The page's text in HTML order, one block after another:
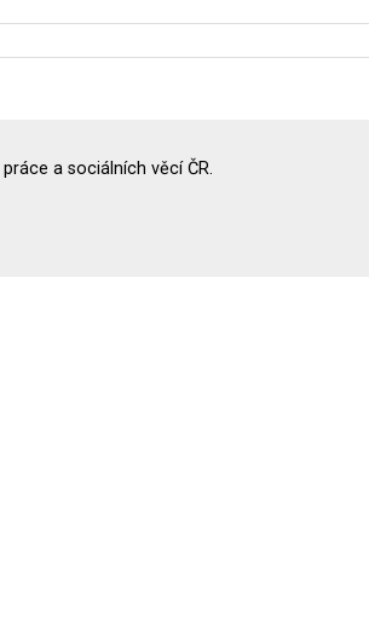
a sociálních věcí ČR.